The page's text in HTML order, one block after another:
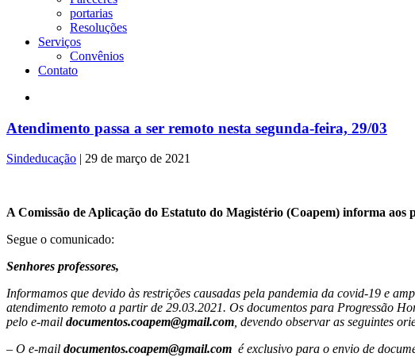
portarias
Resoluções
Serviços
Convênios
Contato
Atendimento passa a ser remoto nesta segunda-feira, 29/03
Sindeducação | 29 de março de 2021
A Comissão de Aplicação do Estatuto do Magistério (Coapem) informa
Segue o comunicado:
Senhores professores,
Informamos que devido às restrições causadas pela pandemia da covid-19 e
atendimento remoto a partir de 29.03.2021. Os documentos para Progressão
pelo e-mail documentos.coapem@gmail.com , devendo observar as seguintes
– O e-mail documentos.coapem@gmail.com é exclusivo para o envio de